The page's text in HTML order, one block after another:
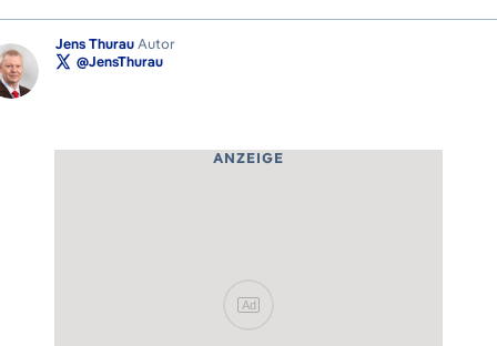
Jens ThurauAutor
@JensThurau
ANZEIGE
Ad